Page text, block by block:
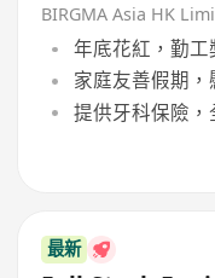
BIRGMA Asia HK
年底花紅，勤
家庭友善假期
提供牙科保險，
最新